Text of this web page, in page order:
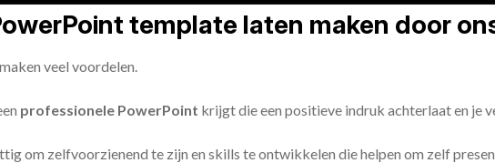
template laten maken door
veel voordelen.
professionele PowerPoint krijgt die een positieve indruk achterlaat en je
om zelfvoorzienend te zijn en skills te ontwikkelen die helpen om zelf